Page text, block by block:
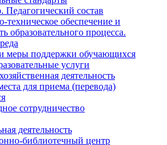
Педагогический состав
техническое обеспечение и
образовательного процесса.
меры поддержки обучающихся
услуги
деятельность
для приема (перевода)
сотрудничество
деятельность
библиотечный центр